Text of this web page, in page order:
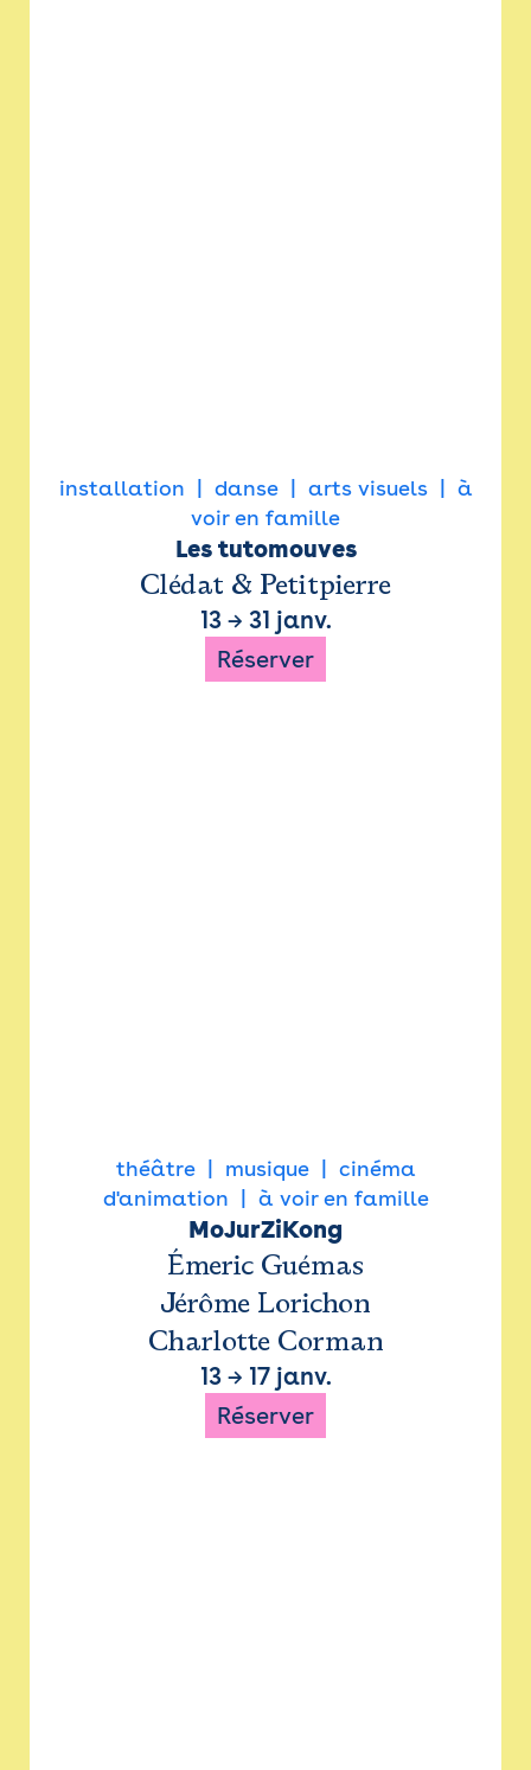
installation danse arts visuels
à
voir en famille
Les tutomouves
Clédat & Petitpierre
13→ 31 janv.
Réserver
théâtre musique
cinéma
d'animation
à voir en famille
MoJurZiKong
Émeric Guémas
Jérôme Lorichon
Charlotte Corman
13→ 17 janv.
Réserver